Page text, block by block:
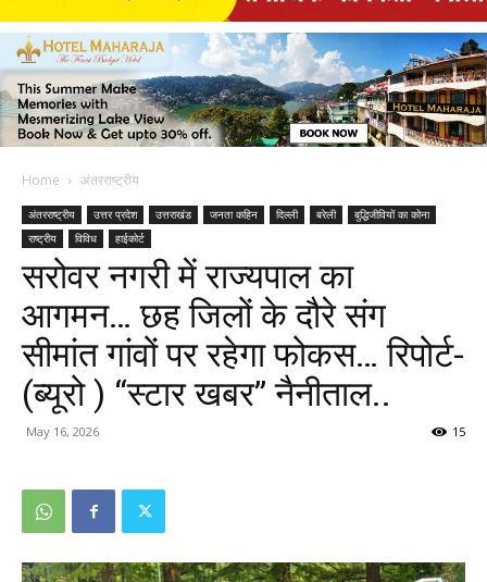
Home अंतरराष्ट्रीय
अंतरराष्ट्रीय उत्तर प्रदेश उत्तराखंड जनता कहिन दिल्ली बरेली
बुद्धिजीवियों का कोना
राष्ट्रीय
विविध हाईकोर्ट
सरोवर नगरी में राज्यपाल का
आगमन… छह जिलों के दौरे संग
सीमांत गांवों पर रहेगा फोकस… रिपोर्ट-
(ब्यूरो ) “स्टार खबर” नैनीताल..
May 16, 2026 15